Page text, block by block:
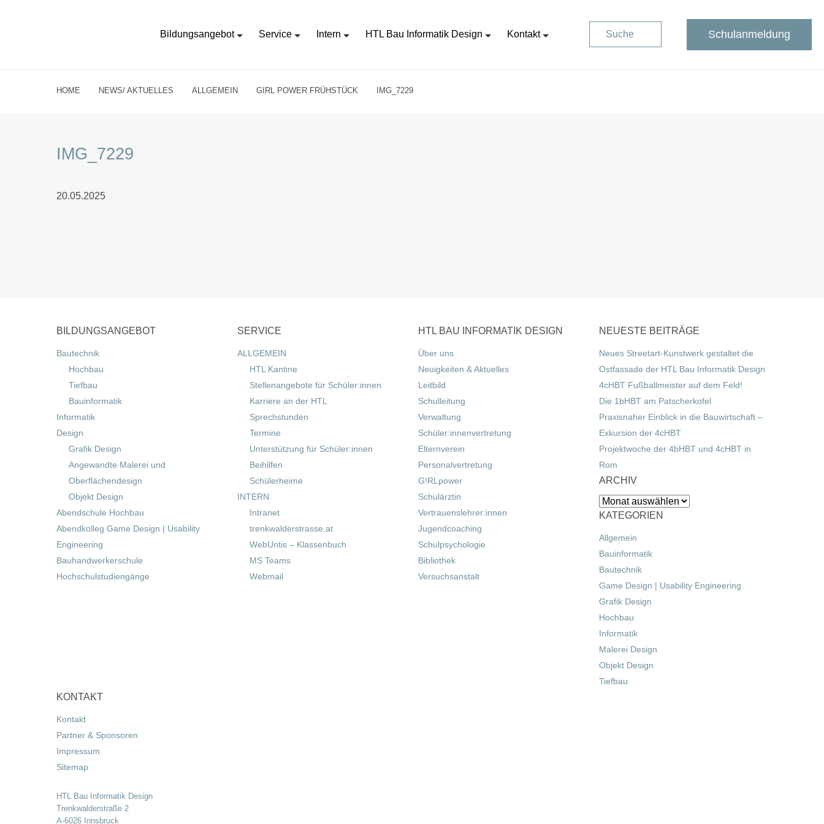
Bildungsangebot Service Intern HTL Bau Informatik Design Kontakt Suche Schulanmeldung
HOME NEWS/ AKTUELLES ALLGEMEIN GIRL POWER FRÜHSTÜCK IMG_7229
IMG_7229
20.05.2025
BILDUNGSANGEBOT
Bautechnik
Hochbau
Tiefbau
Bauinformatik
Informatik
Design
Grafik Design
Angewandte Malerei und
Oberflächendesign
Objekt Design
Abendschule Hochbau
Abendkolleg Game Design | Usability
Engineering
Bauhandwerkerschule
Hochschulstudiengänge
SERVICE
ALLGEMEIN
HTL Kantine
Stellenangebote für Schüler:innen
Karriere an der HTL
Sprechstunden
Termine
Unterstützung für Schüler:innen
Beihilfen
Schülerheime
INTERN
Intranet
trenkwalderstrasse.at
WebUntis – Klassenbuch
MS Teams
Webmail
HTL BAU INFORMATIK DESIGN
Über uns
Neuigkeiten & Aktuelles
Leitbild
Schulleitung
Verwaltung
Schüler:innenvertretung
Elternverein
Personalvertretung
G!RLpower
Schulärztin
Vertrauenslehrer:innen
Jugendcoaching
Schulpsychologie
Bibliothek
Versuchsanstalt
NEUESTE BEITRÄGE
Neues Streetart-Kunstwerk gestaltet die
Ostfassade der HTL Bau Informatik Design
4cHBT Fußballmeister auf dem Feld!
Die 1bHBT am Patscherkofel
Praxisnaher Einblick in die Bauwirtschaft –
Exkursion der 4cHBT
Projektwoche der 4bHBT und 4cHBT in
Rom
ARCHIV
Archiv
KATEGORIEN
Allgemein
Bauinformatik
Bautechnik
Game Design | Usability Engineering
Grafik Design
Hochbau
Informatik
Malerei Design
Objekt Design
Tiefbau
KONTAKT
Kontakt
Partner & Sponsoren
Impressum
Sitemap
HTL Bau Informatik Design
Trenkwalderstraße 2
A-6026 Innsbruck